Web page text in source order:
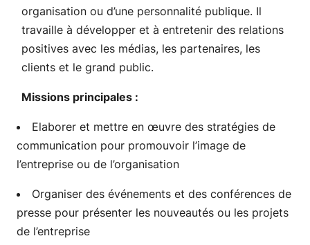
organisation ou d’une personnalité publique. Il
travaille à développer et à entretenir des relations
positives avec les médias, les partenaires, les
clients et le grand public.
Missions principales :
Elaborer et mettre en œuvre des stratégies de
communication pour promouvoir l’image de
l’entreprise ou de l’organisation
Organiser des événements et des conférences de
presse pour présenter les nouveautés ou les projets
de l’entreprise